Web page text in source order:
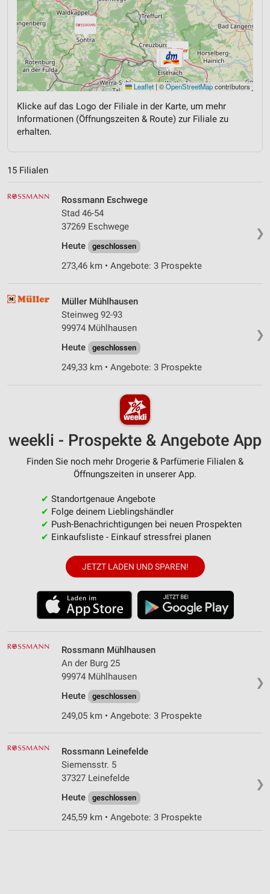
Leaflet | ©OpenStreetMapcontributors
Klicke auf das Logo der Filiale in der Karte, um mehr
Informationen (Öffnungszeiten & Route) zur Filiale zu
erhalten.
15 Filialen
❯
Rossmann Eschwege
Stad 46-54
37269 Eschwege
Heute
geschlossen
273,46 km • Angebote: 3 Prospekte
❯
Müller Mühlhausen
Steinweg 92-93
99974 Mühlhausen
Heute
geschlossen
249,33 km • Angebote: 3 Prospekte
weekli - Prospekte & Angebote App
Finden Sie noch mehr Drogerie & Parfümerie Filialen &
Öffnungszeiten in unserer App.
✔ Standortgenaue Angebote
✔ Folge deinem Lieblingshändler
✔ Push-Benachrichtigungen bei neuen Prospekten
✔ Einkaufsliste - Einkauf stressfrei planen
JETZT LADEN UND SPAREN!
❯
Rossmann Mühlhausen
An der Burg 25
99974 Mühlhausen
Heute
geschlossen
249,05 km • Angebote: 3 Prospekte
❯
Rossmann Leinefelde
Siemensstr. 5
37327 Leinefelde
Heute
geschlossen
245,59 km • Angebote: 3 Prospekte